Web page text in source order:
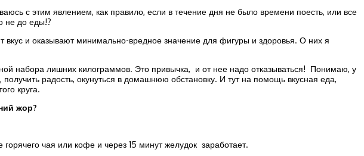
с этим явлением, как правило, если в течение дня не было времени поесть, или все
не до еды!?
вкус и оказывают минимально-вредное значение для фигуры и здоровья. О них я
набора лишних килограммов. Это привычка, и от нее надо отказываться! Понимаю, у
радость, окунуться в домашнюю обстановку. И тут на помощь вкусная еда,
круга.
жор?
чая или кофе и через 15 минут желудок заработает.